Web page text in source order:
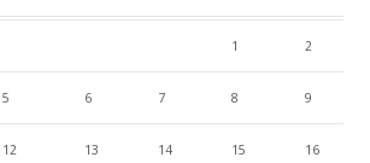
1 2
5 6 7 8 9
12 13 14 15 16